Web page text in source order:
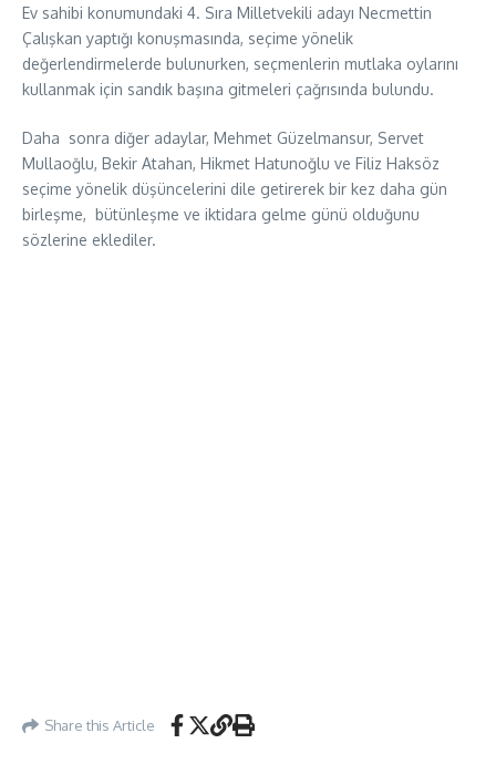
Ev sahibi konumundaki 4. Sıra Milletvekili adayı Necmettin
Çalışkan yaptığı konuşmasında, seçime yönelik
değerlendirmelerde bulunurken, seçmenlerin mutlaka oylarını
kullanmak için sandık başına gitmeleri çağrısında bulundu.
Daha sonra diğer adaylar, Mehmet Güzelmansur, Servet
Mullaoğlu, Bekir Atahan, Hikmet Hatunoğlu ve Filiz Haksöz
seçime yönelik düşüncelerini dile getirerek bir kez daha gün
birleşme, bütünleşme ve iktidara gelme günü olduğunu
sözlerine eklediler.
Share this Article